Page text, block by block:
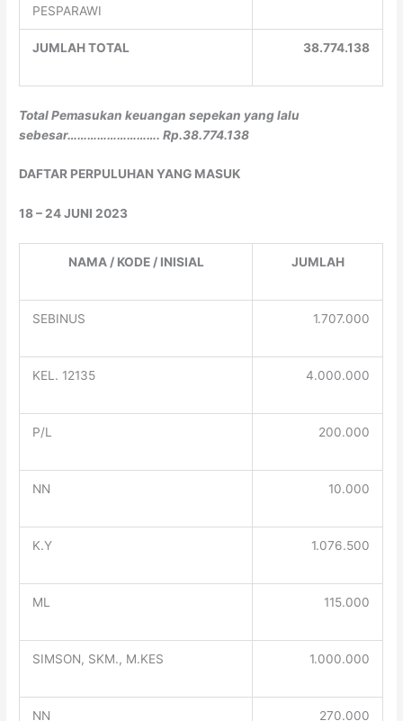
PESPARAWI
JUMLAH TOTAL 38.774.138
TotalPemasukan keuangan sepekan yang lalu
sebesar………………………. Rp.38.774.138
DAFTAR PERPULUHAN YANG MASUK
18 – 24 JUNI 2023
NAMA / KODE / INISIAL JUMLAH
SEBINUS 1.707.000
KEL. 12135 4.000.000
P/L 200.000
NN 10.000
K.Y 1.076.500
ML 115.000
SIMSON, SKM., M.KES 1.000.000
NN 270.000